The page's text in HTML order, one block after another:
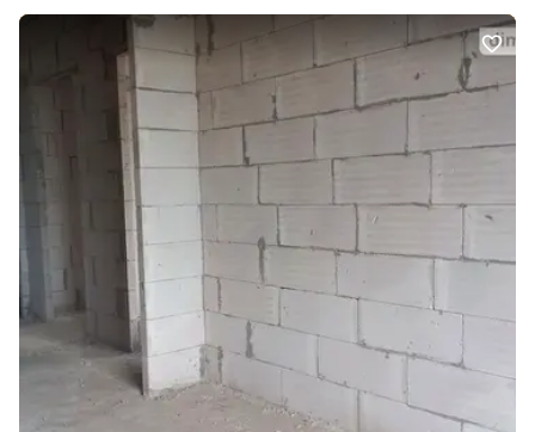
Панорамні вікна. - Індивідуальне газове опалення. - В ціну
входять : металопластикові вікна, чорнова штукатурка, вхідні
Житловий фонд від 2021 р.. Планування: Роздільна. Санвузол:
Суміжний. Система опалення: Індивідуальне газове. Ремонт: Після
будівельників. Меблювання: Ні. Комунікації: Асфальтована
дорога, Центральна каналізація, Електрика, Вивіз відходів, Газ,
Центральний водопровід